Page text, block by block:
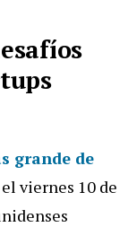
grande de
viernes 10 de